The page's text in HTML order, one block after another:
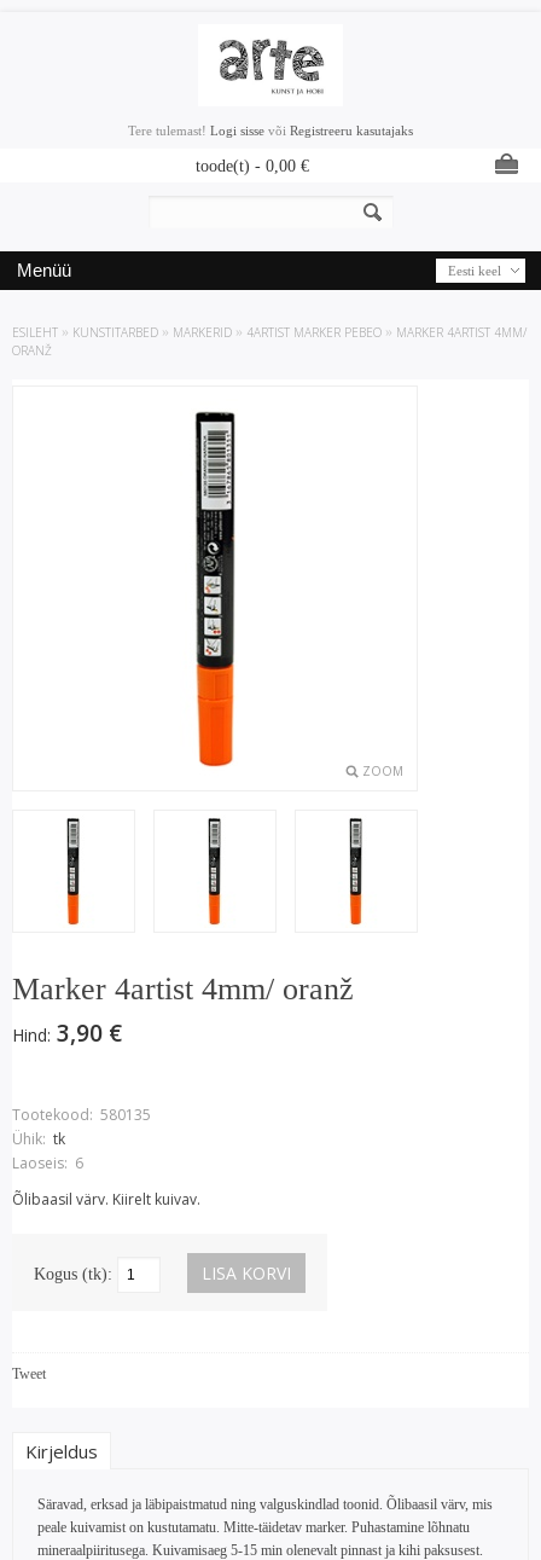
Tere tulemast! Logi sisse või Registreeru kasutajaks
toode(t) - 0,00€
Eesti keel
Menüü
ESILEHT » KUNSTITARBED » MARKERID » 4ARTIST MARKER PEBEO » MARKER 4ARTIST 4MM/
ORANŽ
ZOOM
Marker 4artist 4mm/ oranž
Hind: 3,90 €
Tootekood: 580135
Ühik: tk
Laoseis: 6
Õlibaasil värv. Kiirelt kuivav.
Kogus (tk):
Tweet
Kirjeldus
Säravad, erksad ja läbipaistmatud ning valguskindlad toonid. Õlibaasil värv, mis
peale kuivamist on kustutamatu. Mitte-täidetav marker. Puhastamine lõhnatu
mineraalpiiritusega. Kuivamisaeg 5-15 min olenevalt pinnast ja kihi paksusest.